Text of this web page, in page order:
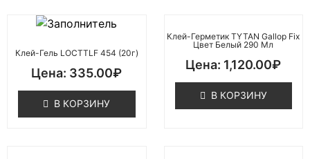
Клей-Гель LOCTTLF 454 (20г)
335.00₽
В КОРЗИНУ
Клей-Герметик TYTAN Gallop Fix
Цвет Белый 290 Мл
1,120.00₽
В КОРЗИНУ